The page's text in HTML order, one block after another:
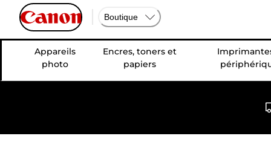
Boutique
Appareils
photo
Encres, toners et
papiers